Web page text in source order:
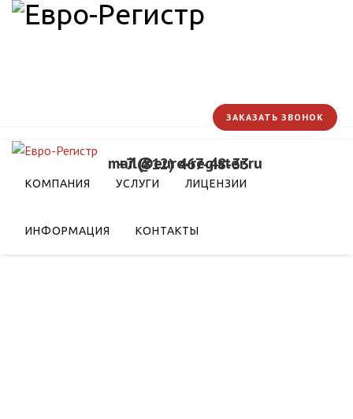
+7 (812) 467-48-33
mail@euro-register.ru
ЗАКАЗАТЬ ЗВОНОК
КОМПАНИЯ УСЛУГИ ЛИЦЕНЗИИ
ИНФОРМАЦИЯ КОНТАКТЫ